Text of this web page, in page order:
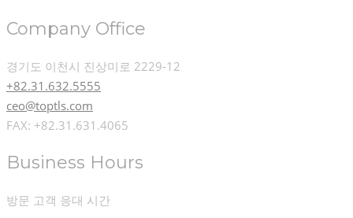
Company Office
경기도 이천시 진상미로 2229-12
+82.31.632.5555
ceo@toptls.com
FAX: +82.31.631.4065
Business Hours
방문 고객 응대 시간